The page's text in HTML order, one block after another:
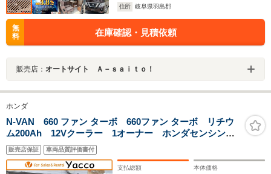
住所
岐阜県羽島郡
無
料
在庫確認・見積依頼
販売店： オートサイト Ａ－ｓａｉｔｏ！
ホンダ
N-VAN 660 ファン ターボ 660ファン ターボ リチウ
ム200Ah 12Vクーラー 1オーナー ホンダセンシン
グ バックカメラ スマートキー 電圧計 2000Wイン
バーター テーブル 照明 遮光カーテン 走行充電
外部充電 LEDライト フォグ
販売店保証 車両品質評価書付
支払総額 本体価格